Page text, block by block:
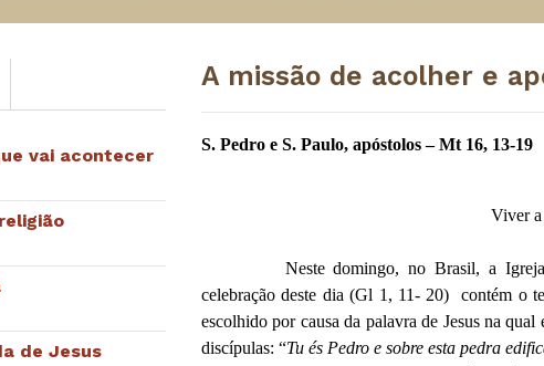
vai acontecer
de Jesus
A missão de acolher e
S. Pedro e S. Paulo, apóstolos – Mt 16, 13-19
Viver a
Neste domingo, no Brasil, a
celebração deste dia (Gl 1, 11- 20) contém o
escolhido por causa da palavra de Jesus na
discípulas: “Tu és Pedro e sobre esta pedra